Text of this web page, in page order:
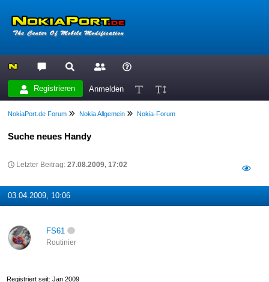
Registrieren Anmelden
NokiaPort.de Forum Nokia Allgemein Nokia-Forum
Suche neues Handy
Letzter Beitrag:27.08.2009, 17:02
03.04.2009, 10:06
FS61
Routinier
Registriert seit: Jan 2009